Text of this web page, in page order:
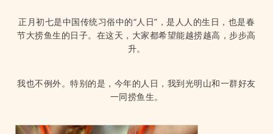
正月初七是中国传统习俗中的“人日”，是人人的生日，也是春
节大捞鱼生的日子。在这天，大家都希望能越捞越高，步步高
升。
我也不例外。特别的是，今年的人日，我到光明山和一群好友
一同捞鱼生。